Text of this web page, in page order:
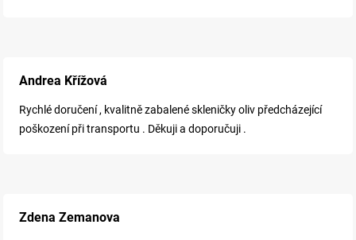
Andrea Křížová
Rychlé doručení , kvalitně zabalené skleničky oliv předcházející
poškození při transportu . Děkuji a doporučuji .
Zdena Zemanova